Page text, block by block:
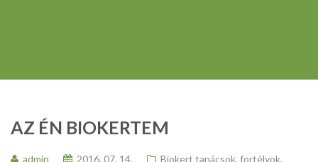
AZ ÉN BIOKERTEM
admin 2016. 07. 14. Biokert tanácsok, fortélyok,